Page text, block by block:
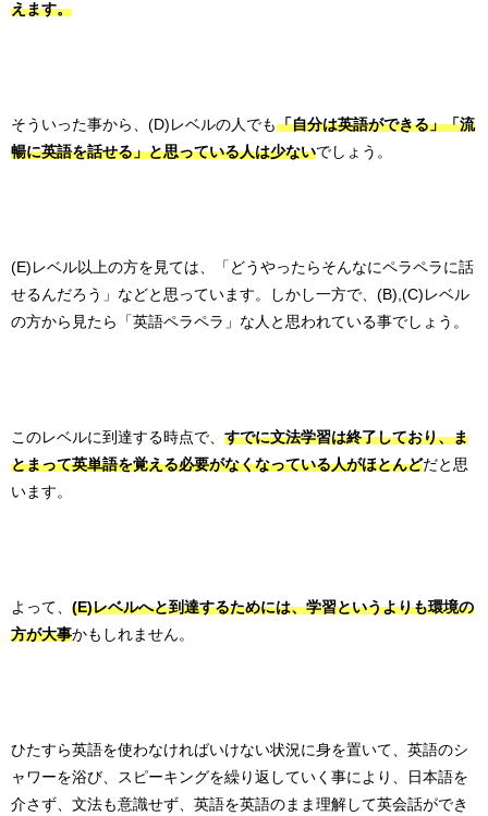
えます。
そういった事から、(D)レベルの人でも「自分は英語ができる」「流
暢に英語を話せる」と思っている人は少ないでしょう。
(E)レベル以上の方を見ては、「どうやったらそんなにペラペラに話
せるんだろう」などと思っています。しかし一方で、(B),(C)レベル
の方から見たら「英語ペラペラ」な人と思われている事でしょう。
このレベルに到達する時点で、 すでに文法学習は終了しており、ま
とまって英単語を覚える必要がなくなっている人がほとんどだと思
います。
よって、 (E)レベルへと到達するためには、学習というよりも環境の
方が大事かもしれません。
ひたすら英語を使わなければいけない状況に身を置いて、英語のシ
ャワーを浴び、スピーキングを繰り返していく事により、日本語を
介さず、文法も意識せず、英語を英語のまま理解して英会話ができ